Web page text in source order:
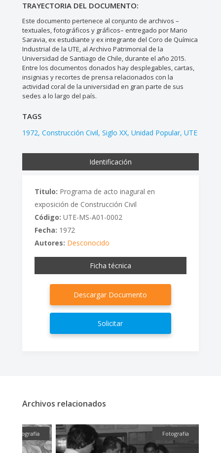
TRAYECTORIA DEL DOCUMENTO:
Este documento pertenece al conjunto de archivos –
textuales, fotográficos y gráficos– entregado por Mario
Saravia, ex estudiante y ex integrante del Coro de Química
Industrial de la UTE, al Archivo Patrimonial de la
Universidad de Santiago de Chile, durante el año 2015.
Entre los documentos donados hay desplegables, cartas,
insignias y recortes de prensa relacionados con la
actividad coral de la universidad en gran parte de sus
sedes a lo largo del país.
TAGS
1972 Construcción Civil Siglo XX Unidad Popular UTE
Identificación
Titulo: Programa de acto inagural en
exposición de Construcción Civil
Código: UTE-MS-A01-0002
Fecha: 1972
Autores: Desconocido
Ficha técnica
Descargar Documento
Solicitar
Archivos relacionados
Fotografía